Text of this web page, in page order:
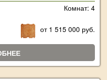
Комнат: 4
от 1 515 000 руб.